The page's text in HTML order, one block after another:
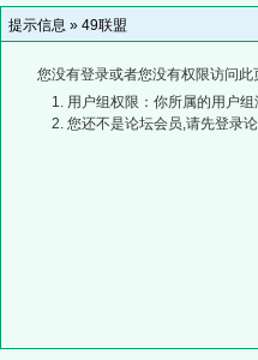
提示信息 » 49联盟
您没有登录或者您没有权限访问
用户组权限：你所属的用户
您还不是论坛会员,请先登录